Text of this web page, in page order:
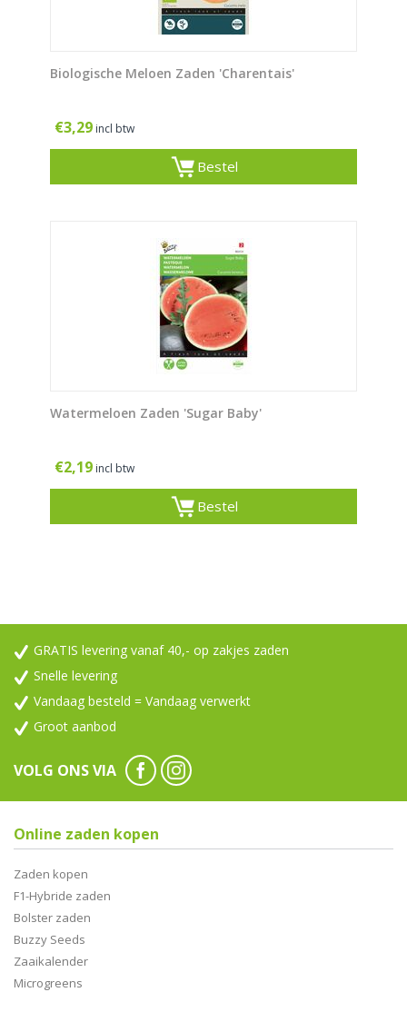
Biologische Meloen Zaden 'Charentais'
€3,29 incl btw
Bestel
Watermeloen Zaden 'Sugar Baby'
€2,19 incl btw
Bestel
GRATIS levering vanaf 40,- op zakjes zaden
Snelle levering
Vandaag besteld = Vandaag verwerkt
Groot aanbod
VOLG ONS VIA
Online zaden kopen
Zaden kopen
F1-Hybride zaden
Bolster zaden
Buzzy Seeds
Zaaikalender
Microgreens